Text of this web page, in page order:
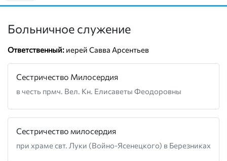
Больничное служение
Ответственный: иерей Савва Арсентьев
Сестричество Милосердия
в честь прмч. Вел. Кн. Елисаветы Феодоровны
Сестричество милосердия
при храме свт. Луки (Войно-Ясенецкого) в Березниках